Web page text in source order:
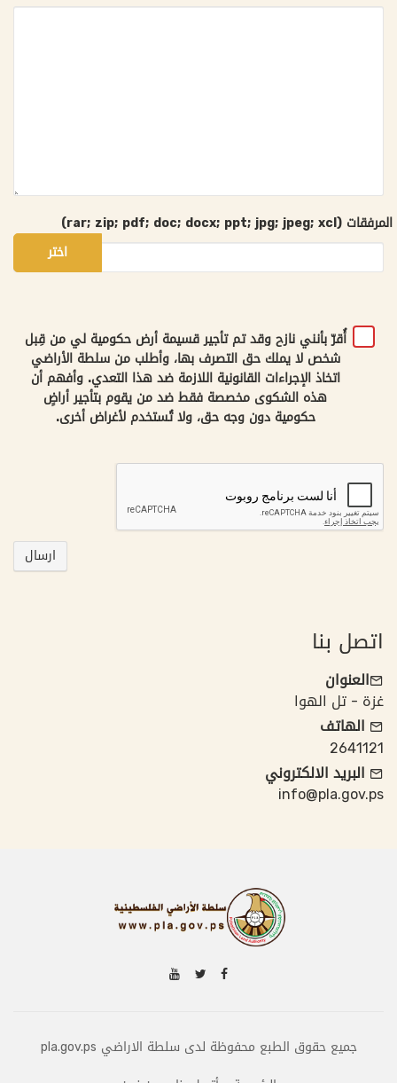
المرفقات (rar; zip; pdf; doc; docx; ppt; jpg; jpeg; xcl)
اختر
أُقرّ بأنني نازح وقد تم تأجير قسيمة أرض حكومية لي من قِبل
شخص لا يملك حق التصرف بها، وأطلب من سلطة الأراضي
اتخاذ الإجراءات القانونية اللازمة ضد هذا التعدي. وأفهم أن
هذه الشكوى مخصصة فقط ضد من يقوم بتأجير أراضٍ
حكومية دون وجه حق، ولا تُستخدم لأغراض أخرى.
اتصل بنا
العنوان
غزة - تل الهوا
الهاتف
2641121
البريد الالكتروني
info@pla.gov.ps
جميع حقوق الطبع محفوظة لدى سلطة الاراضي pla.gov.ps